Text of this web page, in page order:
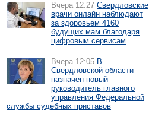
Вчера 12:27 Свердловские
врачи онлайн наблюдают
за здоровьем 4160
будущих мам благодаря
цифровым сервисам
Вчера 12:05 В
Свердловской области
назначен новый
руководитель главного
управления Федеральной
службы судебных приставов